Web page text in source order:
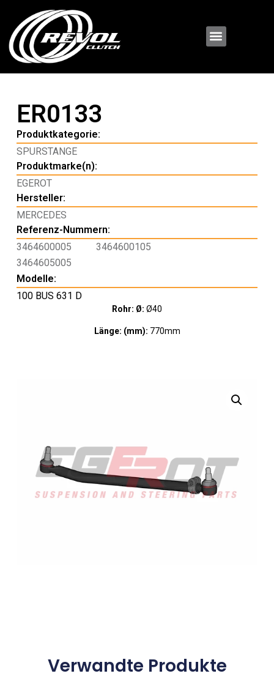
ER0133
Produktkategorie:
SPURSTANGE
Produktmarke(n):
EGEROT
Hersteller:
MERCEDES
Referenz-Nummern:
3464600005
3464600105
3464605005
Modelle:
100 BUS 631 D
Rohr: Ø: Ø40
Länge: (mm): 770mm
Verwandte Produkte